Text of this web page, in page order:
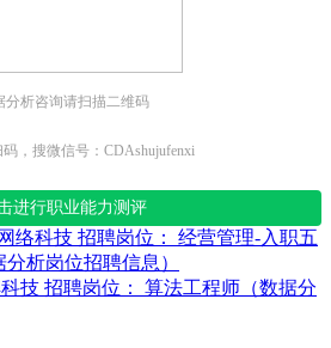
分析咨询请扫描二维码
，搜微信号：CDAshujufenxi
进行职业能力测评
络科技 招聘岗位： 经营管理-入职五
析岗位招聘信息）
技 招聘岗位： 算法工程师（数据分